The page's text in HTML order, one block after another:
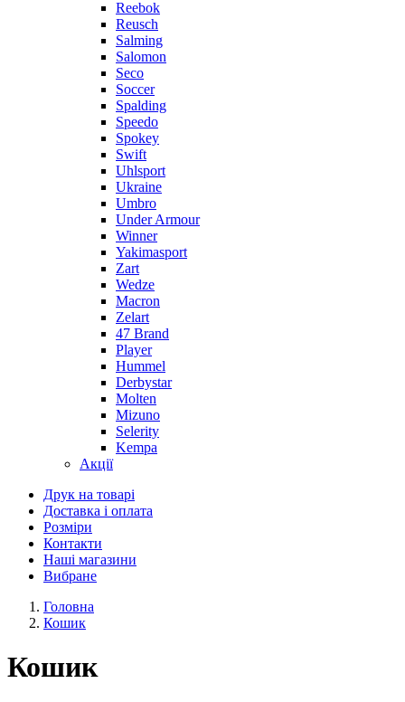
Reebok
Reusch
Salming
Salomon
Seco
Soccer
Spalding
Speedo
Spokey
Swift
Uhlsport
Ukraine
Umbro
Under Armour
Winner
Yakimasport
Zart
Wedze
Macron
Zelart
47 Brand
Player
Hummel
Derbystar
Molten
Mizuno
Selerity
Kempa
Акції
Друк на товарі
Доставка і оплата
Розміри
Контакти
Наші магазини
Вибране
Головна
Кошик
Кошик